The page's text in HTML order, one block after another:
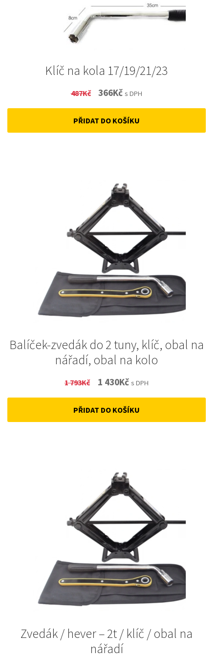
Klíč na kola 17/19/21/23
487Kč
Original
price
was:
366KčCurrent
price
is:
s DPH
PŘIDAT DO KOŠÍKU
Balíček-zvedák do 2 tuny, klíč, obal na
nářadí, obal na kolo
1 793Kč
Original
price
was:
1 430KčCurrent
price
is:
s DPH
PŘIDAT DO KOŠÍKU
Zvedák / hever – 2t / klíč / obal na
nářadí